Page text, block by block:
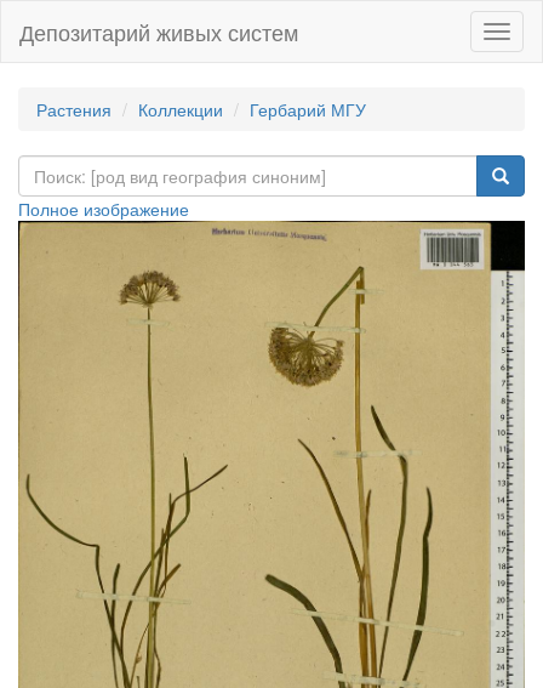
Депозитарий живых систем
Растения Коллекции Гербарий МГУ
Полное изображение